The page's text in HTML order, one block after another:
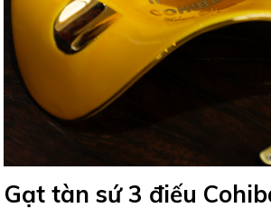
Gạt tàn sứ 3 điếu